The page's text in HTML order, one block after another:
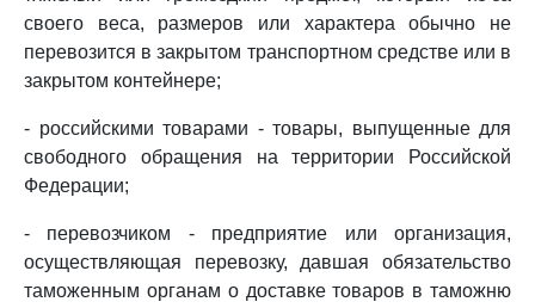
своего веса, размеров или характера обычно не
перевозится в закрытом транспортном средстве или в
закрытом контейнере;
- российскими товарами - товары, выпущенные для
свободного обращения на территории Российской
Федерации;
- перевозчиком - предприятие или организация,
осуществляющая перевозку, давшая обязательство
таможенным органам о доставке товаров в таможню